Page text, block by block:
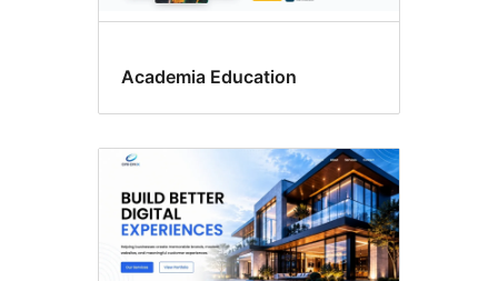
Academia Education